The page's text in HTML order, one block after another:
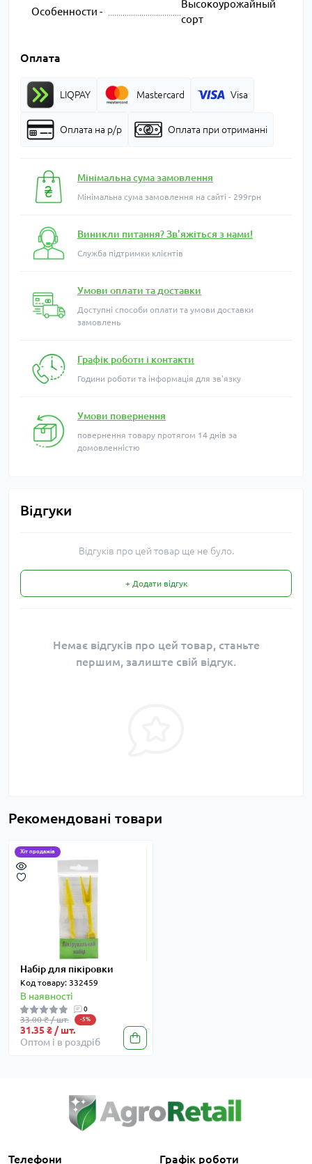
Особенности -
Высокоурожайный
сорт
Оплата
LIQPAY Mastercard Visa
Оплата на р/р Оплата при отриманні
Мінімальна сума замовлення
Мінімальна сума замовлення на сайті - 299грн
Виникли питання? Зв'яжіться з нами!
Служба підтримки клієнтів
Умови оплати та доставки
Доступні способи оплати та умови доставки
замовлень
Графік роботи і контакти
Години роботи та інформація для зв'язку
Умови повернення
повернення товару протягом 14 днів за
домовленністю
Відгуки
Відгуків про цей товар ще не було.
+ Додати відгук
Немає відгуків про цей товар, станьте
першим, залиште свій відгук.
Рекомендовані товари
Хіт продажів
Набір для пікіровки
Код товару: 332459
В наявності
0
33.00 ₴ / шт. -5%
31.35 ₴ / шт.
Оптом і в роздріб
Телефони Графік роботи